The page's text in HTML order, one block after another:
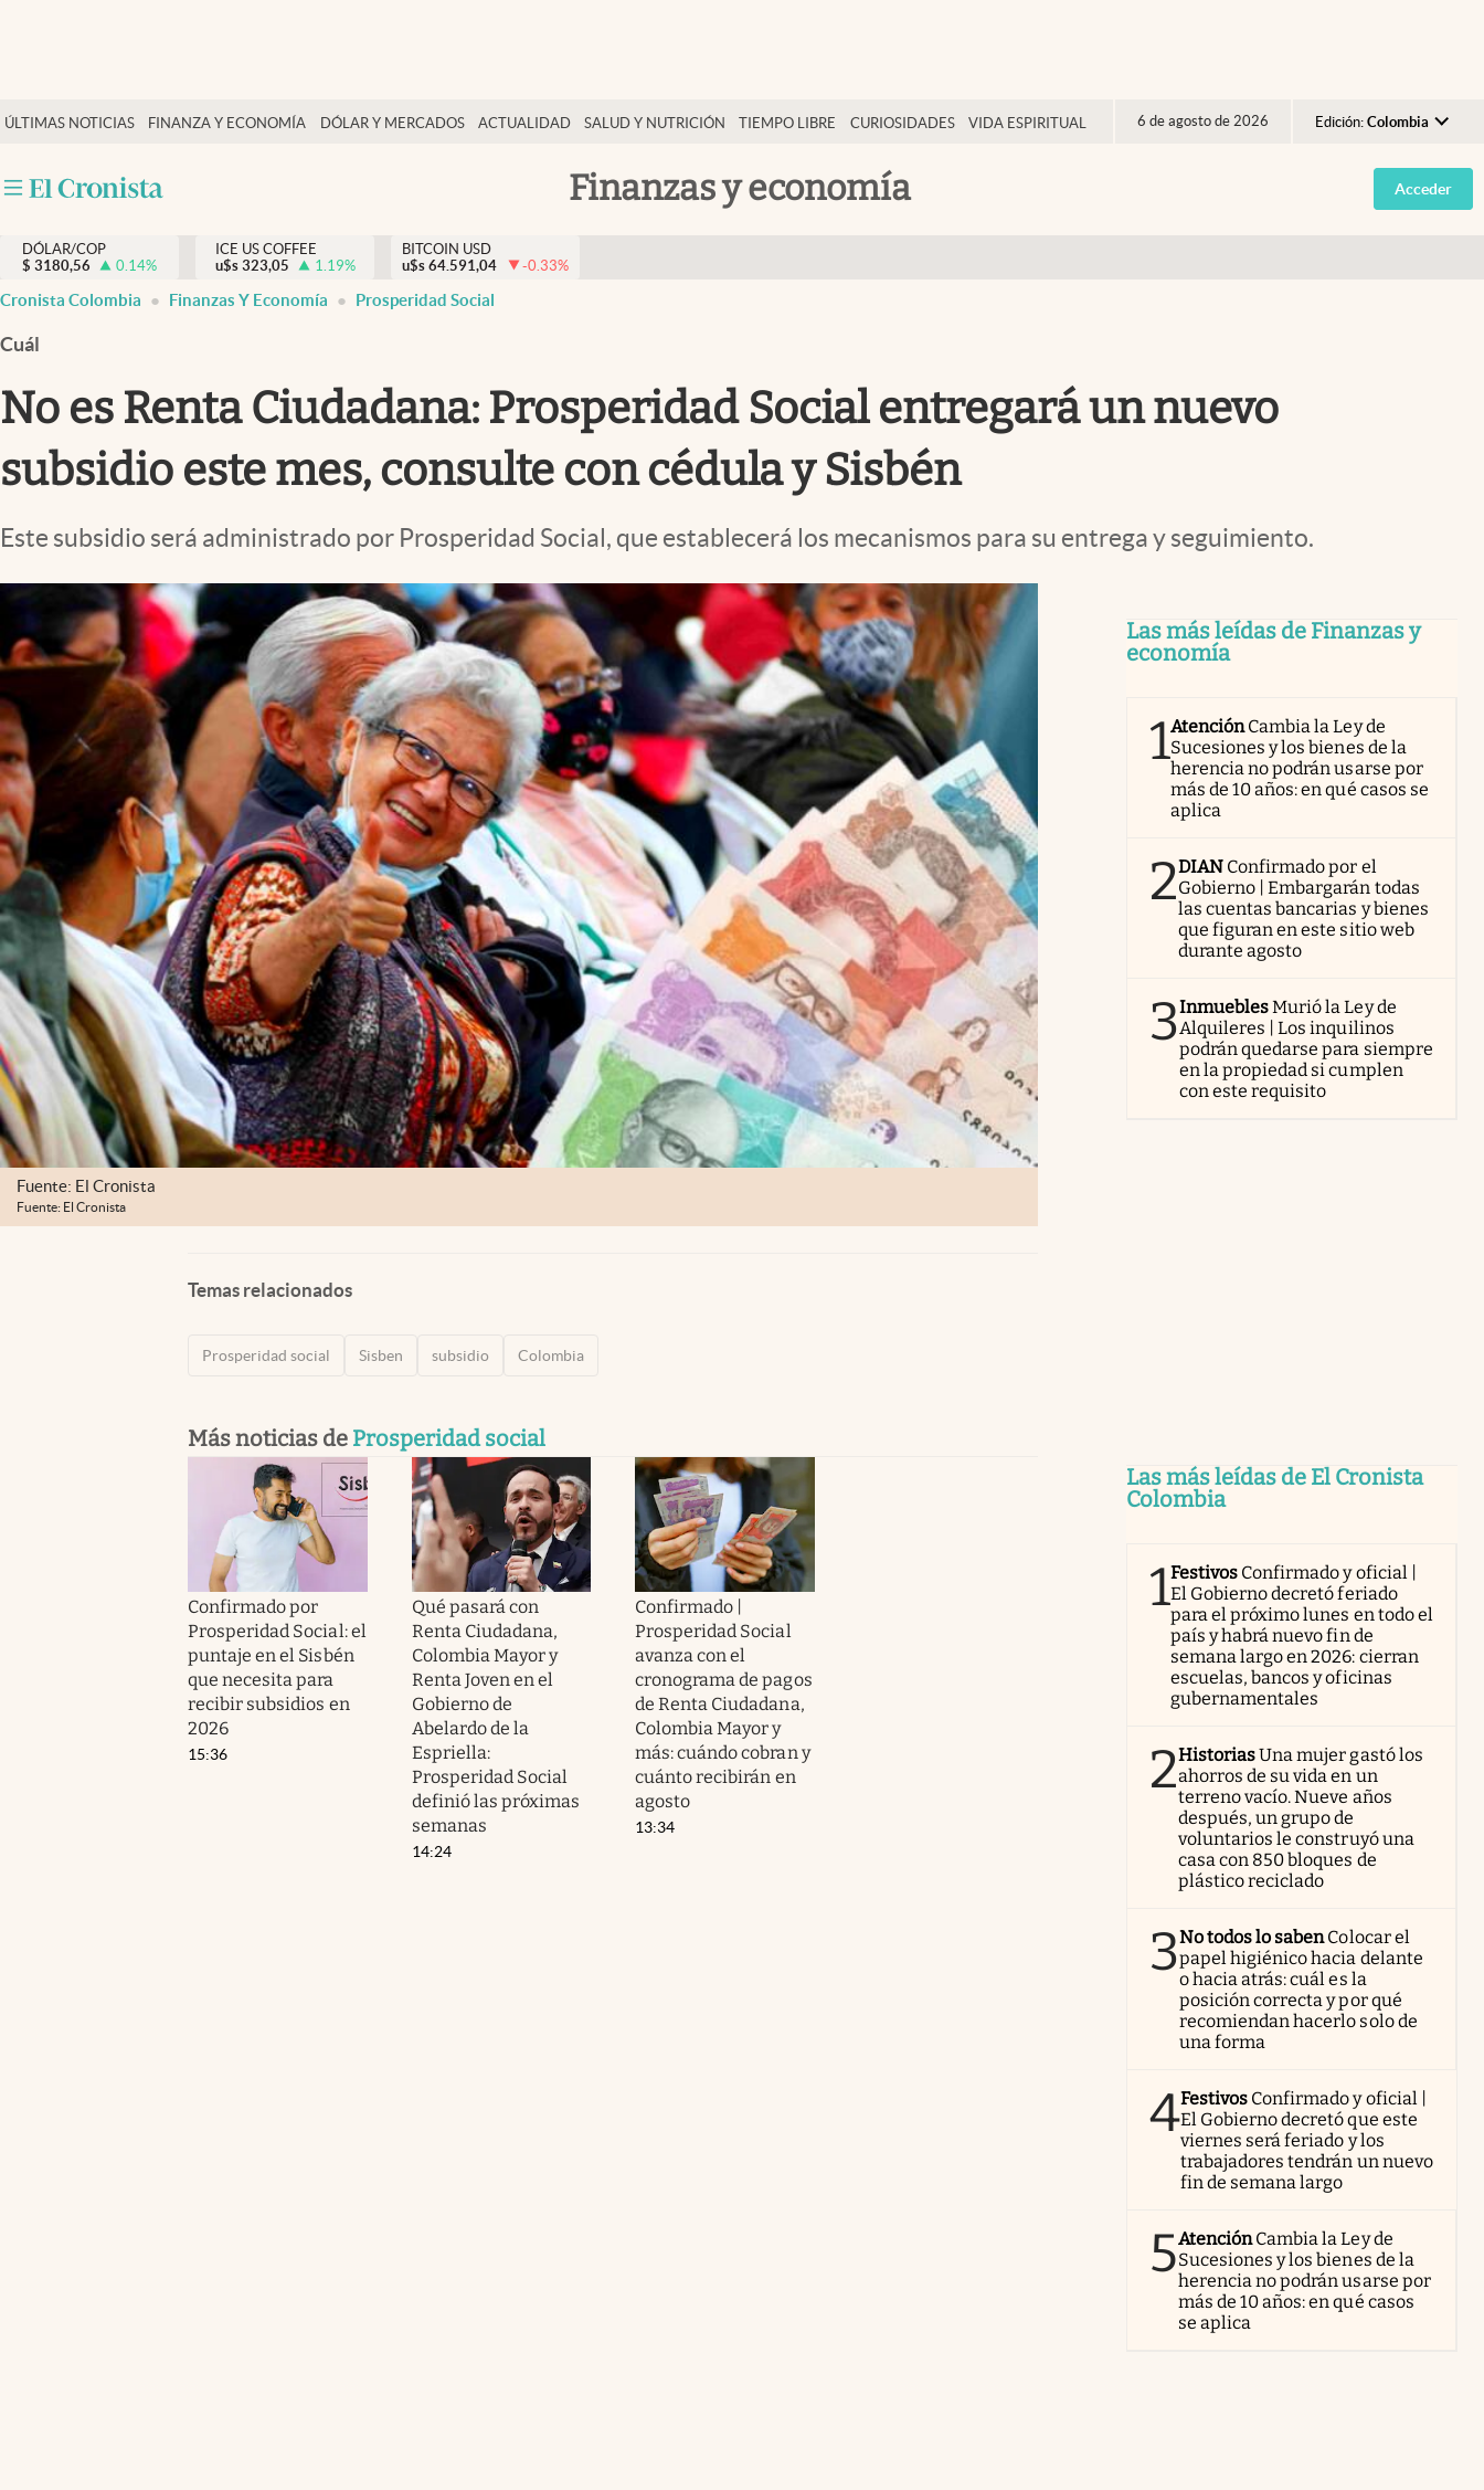
ÚLTIMAS NOTICIAS FINANZA Y ECONOMÍA DÓLAR Y MERCADOS ACTUALIDAD SALUD Y NUTRICIÓN TIEMPO LIBRE CURIOSIDADES VIDA ESPIRITUAL 6 de agosto de 2026 Edición: Colombia
Argentina
España
Finanzas y economía
Salud y nutrición
Tiempo libre
Dólar y mercados
Curiosidades
Acceder
DÓLAR/COP
$ 3180,56 0.14%
ICE US COFFEE
u$s 323,05 1.19%
BITCOIN USD
u$s 64.591,04 -0.33%
Cronista Colombia Finanzas Y Economía Prosperidad Social
Cuál
No es Renta Ciudadana: Prosperidad Social entregará un nuevo
subsidio este mes, consulte con cédula y Sisbén
Este subsidio será administrado por Prosperidad Social, que establecerá los mecanismos para su entrega y seguimiento.
Fuente: El Cronista
Fuente: El Cronista
Temas relacionados
Prosperidad social Sisben subsidio Colombia
Más noticias de Prosperidad social
Confirmado por
Prosperidad Social: el
puntaje en el Sisbén
que necesita para
recibir subsidios en
2026
15:36
Qué pasará con
Renta Ciudadana,
Colombia Mayor y
Renta Joven en el
Gobierno de
Abelardo de la
Espriella:
Prosperidad Social
definió las próximas
semanas
14:24
Confirmado |
Prosperidad Social
avanza con el
cronograma de pagos
de Renta Ciudadana,
Colombia Mayor y
más: cuándo cobran y
cuánto recibirán en
agosto
13:34
Las más leídas de Finanzas y
economía
1AtenciónCambia la Ley de
Sucesiones y los bienes de la
herencia no podrán usarse por
más de 10 años: en qué casos se
aplica
2DIAN Confirmado por el
Gobierno | Embargarán todas
las cuentas bancarias y bienes
que figuran en este sitio web
durante agosto
3InmueblesMurió la Ley de
Alquileres | Los inquilinos
podrán quedarse para siempre
en la propiedad si cumplen
con este requisito
Las más leídas de El Cronista
Colombia
1Festivos Confirmado y oficial |
El Gobierno decretó feriado
para el próximo lunes en todo el
país y habrá nuevo fin de
semana largo en 2026: cierran
escuelas, bancos y oficinas
gubernamentales
2HistoriasUna mujer gastó los
ahorros de su vida en un
terreno vacío. Nueve años
después, un grupo de
voluntarios le construyó una
casa con 850 bloques de
plástico reciclado
3No todos lo sabenColocar el
papel higiénico hacia delante
o hacia atrás: cuál es la
posición correcta y por qué
recomiendan hacerlo solo de
una forma
4Festivos Confirmado y oficial |
El Gobierno decretó que este
viernes será feriado y los
trabajadores tendrán un nuevo
fin de semana largo
5AtenciónCambia la Ley de
Sucesiones y los bienes de la
herencia no podrán usarse por
más de 10 años: en qué casos
se aplica